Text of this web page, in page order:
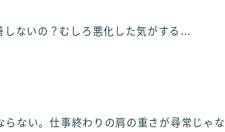
しないの？むしろ悪化した気がする…
ない。仕事終わりの肩の重さが尋常じゃな